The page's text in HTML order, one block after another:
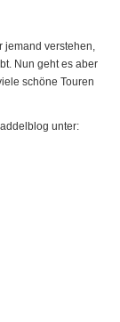
verstehen,
Nun geht es aber
schöne Touren
unter: